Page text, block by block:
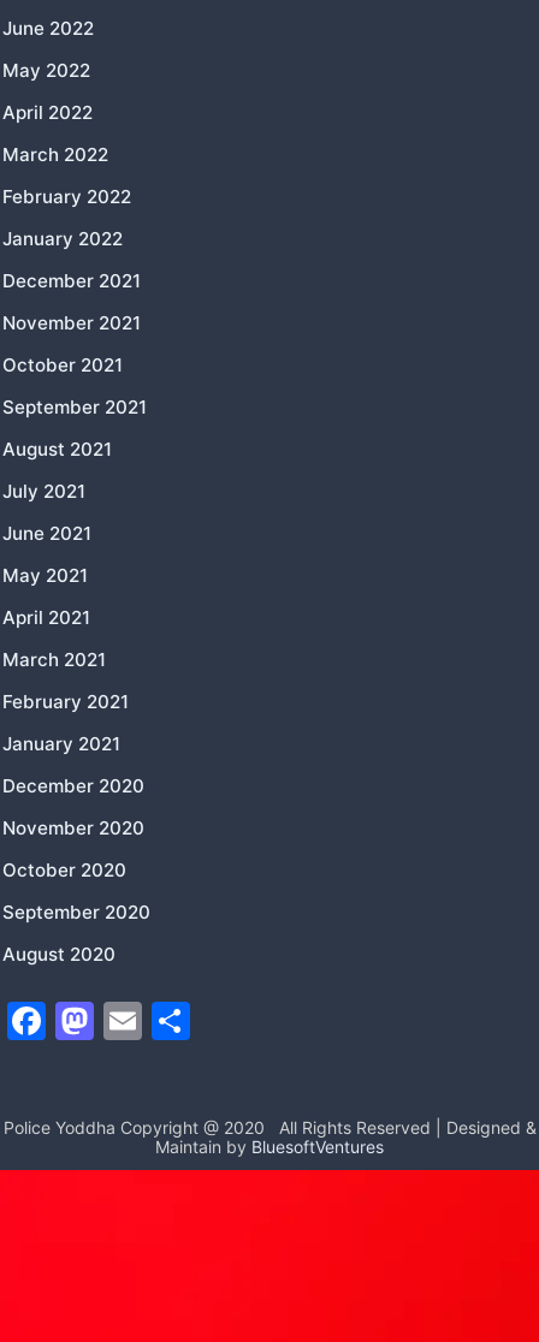
June 2022
May 2022
April 2022
March 2022
February 2022
January 2022
December 2021
November 2021
October 2021
September 2021
August 2021
July 2021
June 2021
May 2021
April 2021
March 2021
February 2021
January 2021
December 2020
November 2020
October 2020
September 2020
August 2020
F
e
b
M
o
d
E
l
e
Police Yoddha Copyright @ 2020
All Rights Reserved | Designed &
Maintain by BluesoftVentures